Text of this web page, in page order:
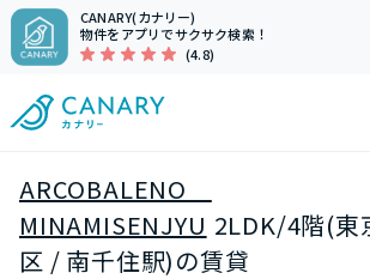
CANARY(カナリー)
物件をアプリでサクサク検索！
(4.8)
ARCOBALENO
MINAMISENJYU 2LDK/4階(東
区 / 南千住駅)の賃貸